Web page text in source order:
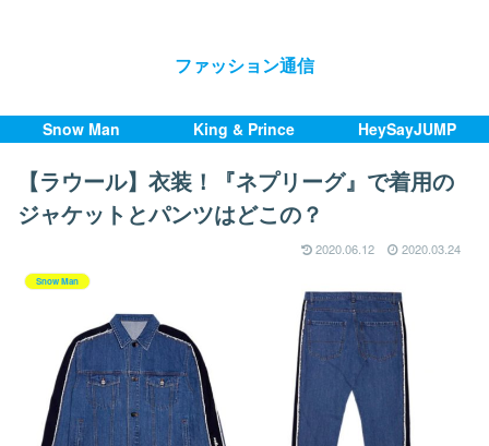
ファッション通信
Snow Man King & Prince HeySayJUMP
【ラウール】衣装！『ネプリーグ』で着用の
ジャケットとパンツはどこの？
2020.06.12 2020.03.24
Snow Man